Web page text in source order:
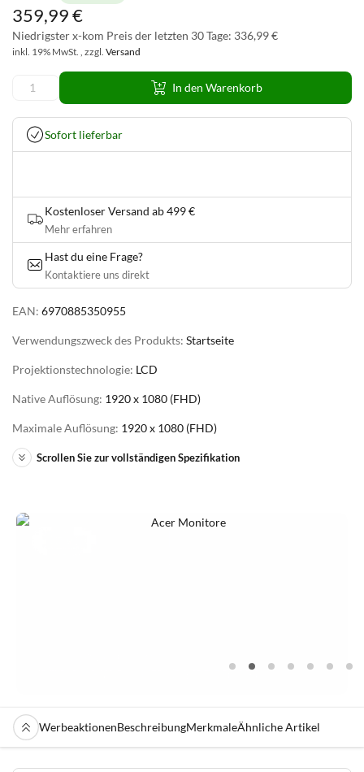
EAN: 6970885350955
Verwendungszweck des Produkts: Startseite
Projektionstechnologie: LCD
Native Auflösung: 1920 x 1080 (FHD)
Maximale Auflösung: 1920 x 1080 (FHD)
Scrollen Sie zur vollständigen Spezifikation
359,99€
Niedrigster x-kom Preis der letzten 30 Tage: 336,99 €
inkl. 19% MwSt. , zzgl. Versand
In den Warenkorb
Sofort lieferbar
Kostenloser Versand ab 499 €
Mehr erfahren
Hast du eine Frage?
Kontaktiere uns direkt
WerbeaktionenBeschreibungMerkmaleÄhnliche Artikel